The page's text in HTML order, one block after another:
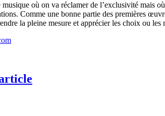
musique où on va réclamer de l’exclusivité mais
Comme une bonne partie des premières
la pleine mesure et apprécier les choix ou